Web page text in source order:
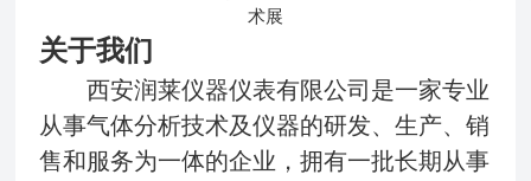
关于我们
西安润莱仪器仪表有限公司是一家专业
从事气体分析技术及仪器的研发、生产、销
售和服务为一体的企业，拥有一批长期从事